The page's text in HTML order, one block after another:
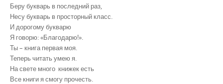
Беру букварь в последний раз,
Несу букварь в просторный класс.
И дорогому букварю
Я говорю: «Благодарю!».
Ты – книга первая моя.
Теперь читать умею я.
На свете много книжек есть
Все книги я смогу прочесть.